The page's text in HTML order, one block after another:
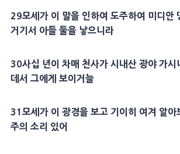
29모세 가 이 말을 인하여 도주하여 미디안
거기서 아들 둘을 낳으니라
30사십 년이 차매 천사가 시내산 광야 가시
데서 그에게 보이거늘
31 모세 가 이 광경을 보고 기이히 여겨 알아
주의 소리 있어